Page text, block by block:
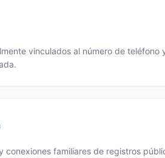
vinculados al número de teléfono
conexiones familiares de registros